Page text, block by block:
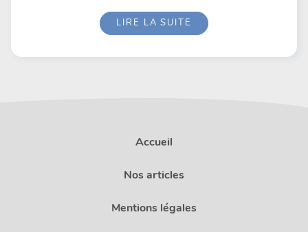
LIRE LA SUITE
Accueil
Nos articles
Mentions légales